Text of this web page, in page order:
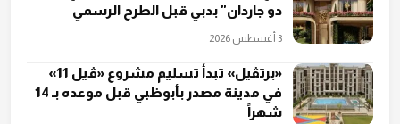
دو جاردان" بدبي قبل الطرح الرسمي
3 أغسطس 2026
«برتڤيل» تبدأ تسليم مشروع «ڤيل 11»
في مدينة مصدر بأبوظبي قبل موعده بـ 14
شهراً